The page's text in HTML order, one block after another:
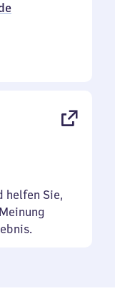
helfen Sie,